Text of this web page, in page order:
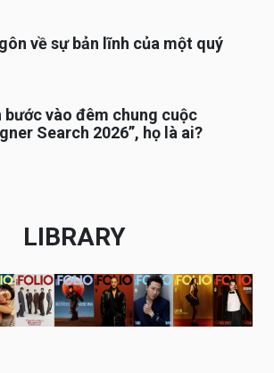
về sự bản lĩnh của một quý
bước vào đêm chung cuộc
Search 2026”, họ là ai?
LIBRARY